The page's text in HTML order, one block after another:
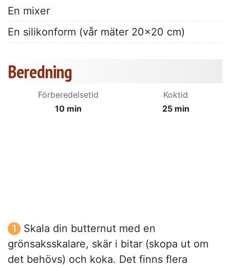
En mixer
En silikonform (vår mäter 20x20 cm)
Beredning
Förberedelsetid
10 min
Koktid
25 min
Skala din butternut med en
grönsaksskalare, skär i bitar (skopa ut om
det behövs) och koka. Det finns flera